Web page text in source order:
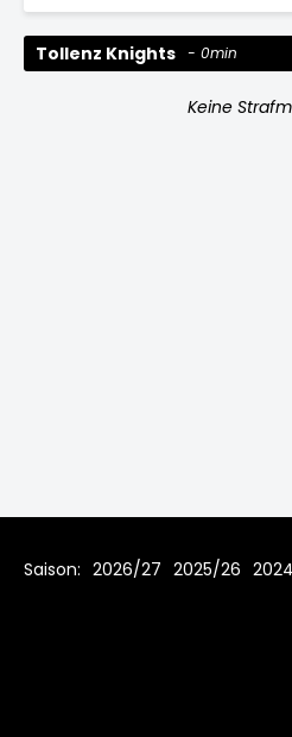
Tollenz Knights 0min
Keine
Saison: 2026/27 2025/26